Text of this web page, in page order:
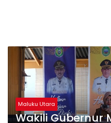
Maluku Utara
Wakili Gubernur